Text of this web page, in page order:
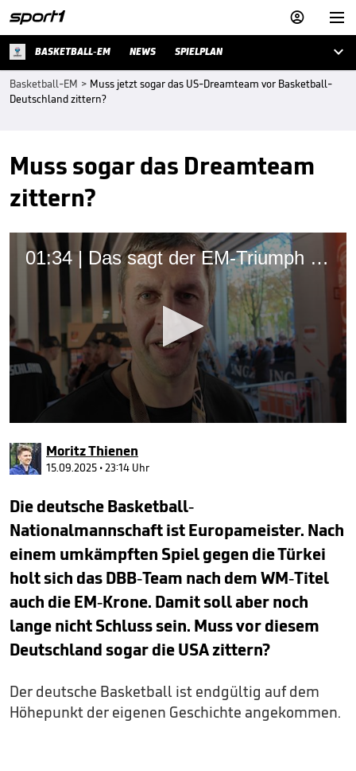


BASKETBALL-EM NEWS SPIELPLAN 
Basketball-EM > Muss jetzt sogar das US-Dreamteam vor Basketball-
Deutschland zittern?
Muss sogar das Dreamteam
zittern?
01:34 | Das sagt der EM-Triumph über Deutschlands Basketball-Zukunft aus
seconds
of
1
minute,
seconds
Moritz Thienen
15.09.2025 • 23:14 Uhr
Die deutsche Basketball-
Nationalmannschaft ist Europameister. Nach
einem umkämpften Spiel gegen die Türkei
holt sich das DBB-Team nach dem WM-Titel
auch die EM-Krone. Damit soll aber noch
lange nicht Schluss sein. Muss vor diesem
Deutschland sogar die USA zittern?
Der deutsche Basketball ist endgültig auf dem
Höhepunkt der eigenen Geschichte angekommen.